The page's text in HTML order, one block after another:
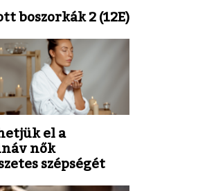
boszorkák 2 (12E)
el a
nők
szépségét